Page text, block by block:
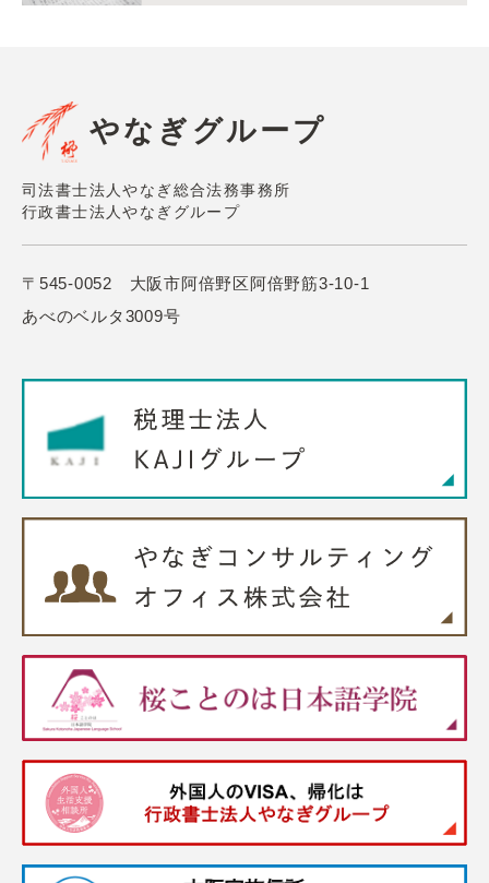
やなぎグループ
司法書士法人やなぎ総合法務事務所
行政書士法人やなぎグループ
〒545-0052 大阪市阿倍野区阿倍野筋3-10-1
あべのベルタ3009号